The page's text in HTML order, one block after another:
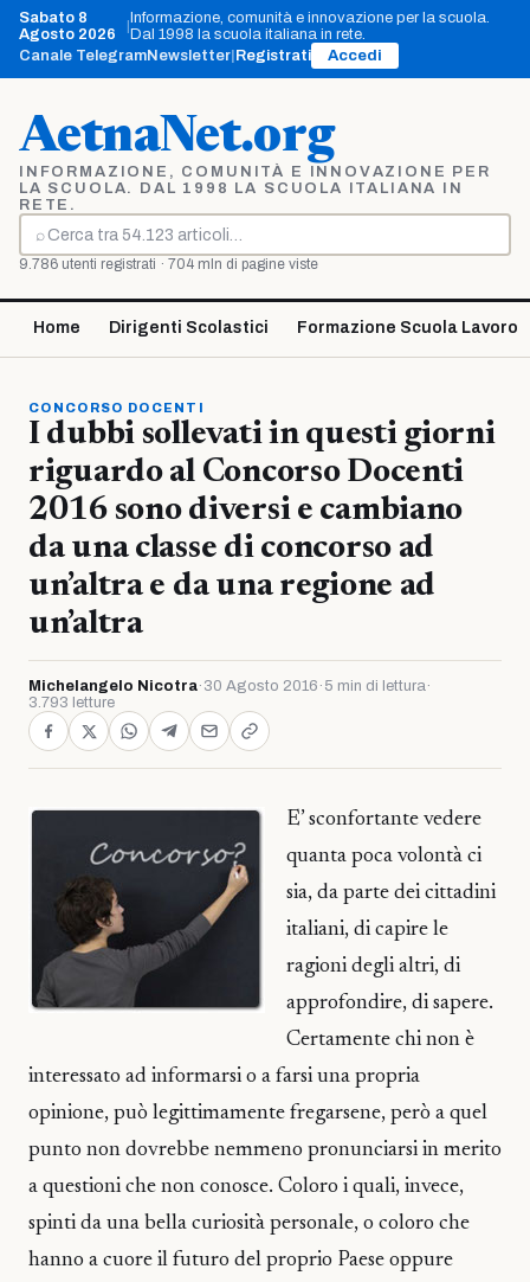
Vai
contenuto
Sabato 8
Agosto 2026
Informazione, comunità e innovazione per la scuola.
Dal 1998 la scuola italiana in rete.
Canale TelegramNewsletter Registrati Accedi
AetnaNet.org
INFORMAZIONE, COMUNITÀ E INNOVAZIONE PER
LA SCUOLA. DAL 1998 LA SCUOLA ITALIANA IN
RETE.
⌕
Cerca
9.786 utenti registrati · 704 mln di pagine viste
Home Dirigenti Scolastici Formazione Scuola Lavoro
CONCORSO DOCENTI
I dubbi sollevati in questi giorni
riguardo al Concorso Docenti
2016 sono diversi e cambiano
da una classe di concorso ad
un’altra e da una regione ad
un’altra
Michelangelo Nicotra· 30 Agosto 2016 · 5 min di lettura·
3.793 letture
E’ sconfortante vedere
quanta poca volontà ci
sia, da parte dei cittadini
italiani, di capire le
ragioni degli altri, di
approfondire, di sapere.
Certamente chi non è
interessato ad informarsi o a farsi una propria
opinione, può legittimamente fregarsene, però a quel
punto non dovrebbe nemmeno pronunciarsi in merito
a questioni che non conosce. Coloro i quali, invece,
spinti da una bella curiosità personale, o coloro che
hanno a cuore il futuro del proprio Paese oppure